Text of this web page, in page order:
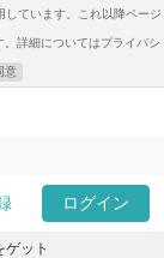
ています。これ以降ページ
詳細についてはプライバシ
意
ログイン
ゲット